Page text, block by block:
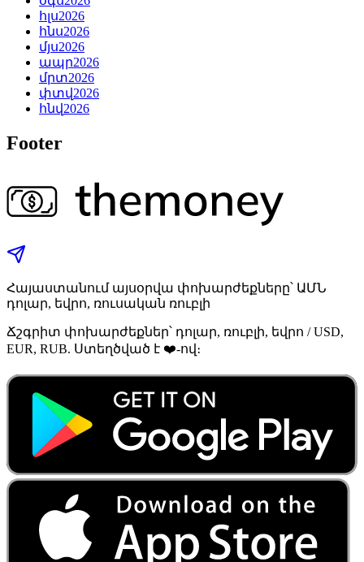
հլս2026
հնս2026
մյս2026
ապր2026
մրտ2026
փտվ2026
հնվ2026
Footer
Հայաստանում այսօրվա փոխարժեքները՝ ԱՄՆ
դոլար, եվրո, ռուսական ռուբլի
Ճշգրիտ փոխարժեքներ՝ դոլար, ռուբլի, եվրո / USD,
EUR, RUB. Ստեղծված է ❤️-ով։